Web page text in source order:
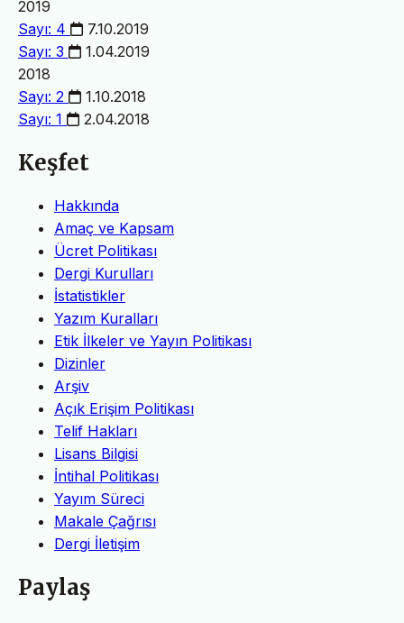
2019
Sayı: 4
7.10.2019
Sayı: 3
1.04.2019
2018
Sayı: 2
1.10.2018
Sayı: 1
2.04.2018
Keşfet
Hakkında
Amaç ve Kapsam
Ücret Politikası
Dergi Kurulları
İstatistikler
Yazım Kuralları
Etik İlkeler ve Yayın Politikası
Dizinler
Arşiv
Açık Erişim Politikası
Telif Hakları
Lisans Bilgisi
İntihal Politikası
Yayım Süreci
Makale Çağrısı
Dergi İletişim
Paylaş